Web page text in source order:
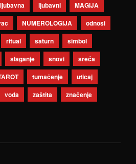
ljubavna ljubavni
MAGIJA
NUMEROLOGIJA
odnosi
ritual saturn
simbol
slaganje snovi
sreća
tumačenje
uticaj
voda zaštita značenje